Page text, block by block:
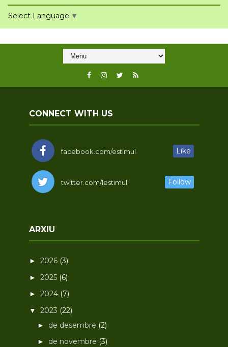
Select Language ▼
CONNECT WITH US
facebook.com/estimul Like
twitter.com/lestimul Follow
ARXIU
► 2026 (3)
► 2025 (6)
► 2024 (7)
▼ 2023 (22)
► de desembre (2)
► de novembre (3)